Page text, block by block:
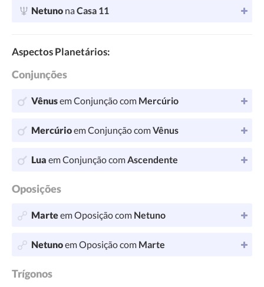
Netuno naCasa 11
Aspectos Planetários:
Conjunções
Vênusem Conjunção com Mercúrio
Mercúrioem Conjunção comVênus
Lua em Conjunção comAscendente
Oposições
Marteem Oposição com Netuno
Netunoem Oposição com Marte
Trígonos